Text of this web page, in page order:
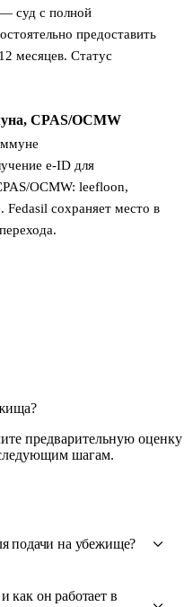
суд с полной
предоставить
месяцев. Статус
CPAS/OCMW
e-ID для
OCMW: leefloon,
Fedasil сохраняет место в
предварительную оценку
шагам.
подачи на убежище?
как он работает в